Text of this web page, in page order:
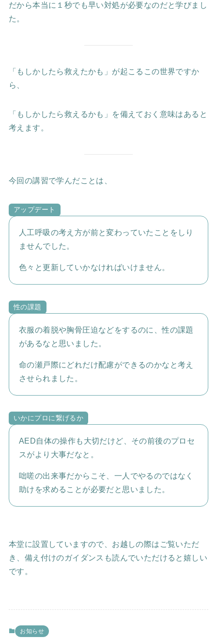
だから本当に１秒でも早い対処が必要なのだと学びまし
た。
「もしかしたら救えたかも」が起こるこの世界ですか
ら、
「もしかしたら救えるかも」を備えておく意味はあると
考えます。
今回の講習で学んだことは、
アップデート
人工呼吸の考え方が前と変わっていたことをしり
ませんでした。
色々と更新していかなければいけません。
性の課題
衣服の着脱や胸骨圧迫などをするのに、性の課題
があるなと思いました。
命の瀬戸際にどれだけ配慮ができるのかなと考え
させられました。
いかにプロに繋げるか
AED自体の操作も大切だけど、その前後のプロセ
スがより大事だなと。
咄嗟の出来事だからこそ、一人でやるのではなく
助けを求めることが必要だと思いました。
本堂に設置していますので、お越しの際はご覧いただ
き、備え付けのガイダンスも読んでいただけると嬉しい
です。
お知らせ